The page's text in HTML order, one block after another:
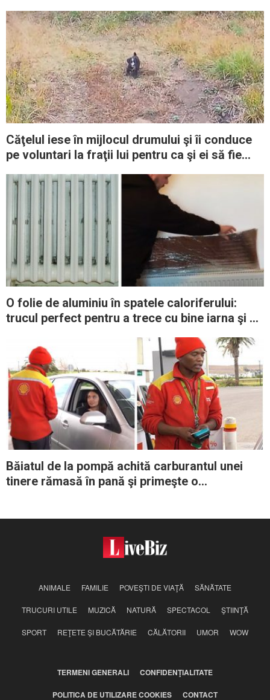
Căţelul iese în mijlocul drumului şi îi conduce
pe voluntari la fraţii lui pentru ca şi ei să fie
O folie de aluminiu în spatele caloriferului:
trucul perfect pentru a trece cu bine iarna şi a
Băiatul de la pompă achită carburantul unei
tinere rămasă în pană şi primeşte o
ANIMALE FAMILIE POVEŞTI DE VIAŢĂ SĂNĂTATE
TRUCURI UTILE MUZICĂ NATURĂ SPECTACOL ŞTIINŢĂ
SPORT REŢETE ŞI BUCĂTĂRIE CĂLĂTORII UMOR WOW
TERMENI GENERALI CONFIDENŢIALITATE
POLITICA DE UTILIZARE COOKIES CONTACT